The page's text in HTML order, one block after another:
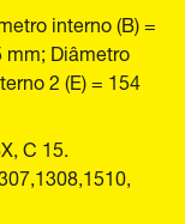
interno (B) =
mm; Diâmetro
2 (E) = 154
C 15.